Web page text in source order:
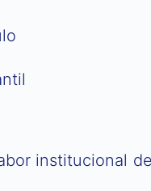
institucional